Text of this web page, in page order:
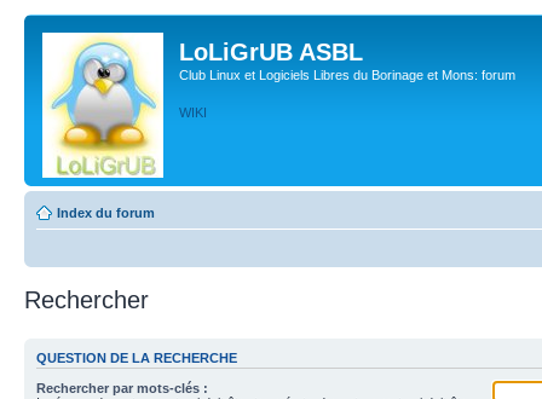
LoLiGrUB ASBL
Club Linux et Logiciels Libres du Borinage et Mons: forum
WIKI
Index du forum
Rechercher
QUESTION DE LA RECHERCHE
Rechercher par mots-clés :